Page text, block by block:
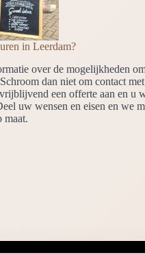
in Leerdam?
over de mogelijkheden
dan niet om contact
een offerte aan en u
uw wensen en eisen en we
maat.